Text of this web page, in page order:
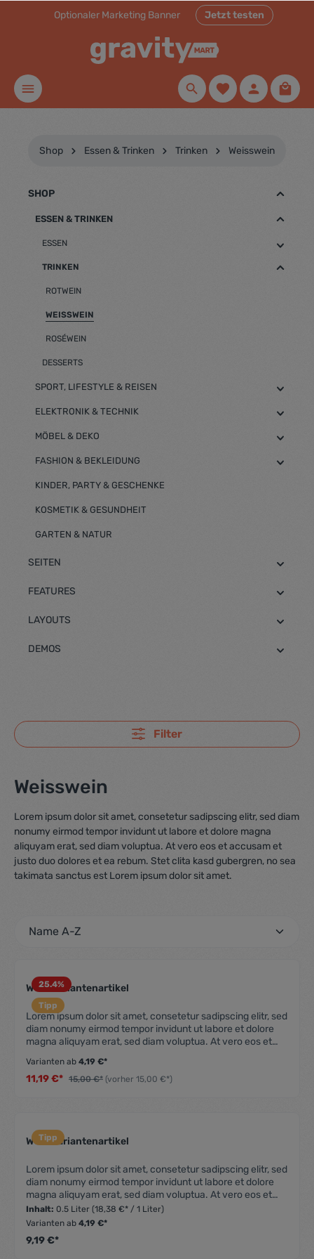
springenOptionaler Marketing Banner Jetzt testen
Shop Essen & Trinken Trinken Weisswein
SHOP
ESSEN & TRINKEN
ESSEN
TRINKEN
ROTWEIN
WEISSWEIN
ROSÉWEIN
DESSERTS
SPORT, LIFESTYLE & REISEN
ELEKTRONIK & TECHNIK
MÖBEL & DEKO
FASHION & BEKLEIDUNG
KINDER, PARTY & GESCHENKE
KOSMETIK & GESUNDHEIT
GARTEN & NATUR
SEITEN
FEATURES
LAYOUTS
DEMOS
Filter
Weisswein
Lorem ipsum dolor sit amet, consetetur sadipscing elitr, sed diam
nonumy eirmod tempor invidunt ut labore et dolore magna
aliquyam erat, sed diam voluptua. At vero eos et accusam et
justo duo dolores et ea rebum. Stet clita kasd gubergren, no sea
takimata sanctus est Lorem ipsum dolor sit amet.
25.4%
Tipp
Wein Variantenartikel
Lorem ipsum dolor sit amet, consetetur sadipscing elitr, sed
diam nonumy eirmod tempor invidunt ut labore et dolore
magna aliquyam erat, sed diam voluptua. At vero eos et
gubergren, no sea takimata sanctus est Lorem ipsum dolor
sit amet. Lorem ipsum dolor sit amet, consetetur
ea rebum. Stet clita kasd gubergren, no sea takimata
sanctus est Lorem ipsum dolor sit amet.
Varianten ab 4,19 €*
11,19 €* 15,00 €* (vorher 15,00 €*)
Tipp
Wein Variantenartikel
Lorem ipsum dolor sit amet, consetetur sadipscing elitr, sed
diam nonumy eirmod tempor invidunt ut labore et dolore
magna aliquyam erat, sed diam voluptua. At vero eos et
accusam et justo duo dolores et ea rebum. Stet clita kasd
gubergren, no sea takimata sanctus est Lorem ipsum dolor
sadipscing elitr, sed diam nonumy eirmod tempor invidunt
Inhalt: 0.5 Liter (18,38 €* / 1 Liter)
Varianten ab 4,19 €*
9,19 €*